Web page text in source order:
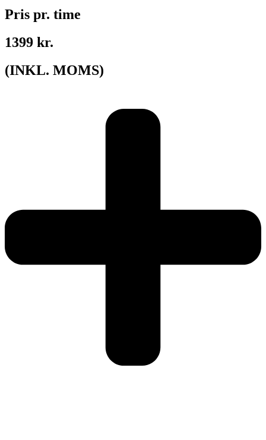
Pris pr. time
1399 kr.
(INKL. MOMS)